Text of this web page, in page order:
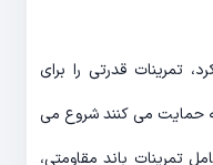
تمرینات قدرتی را برای
حمایت می کنند شروع می
تمرینات باند مقاومتی،